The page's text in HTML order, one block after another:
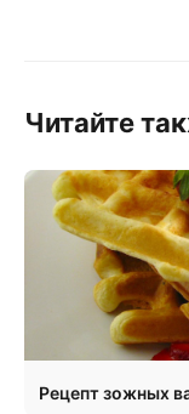
Читайте
Рецепт зожных